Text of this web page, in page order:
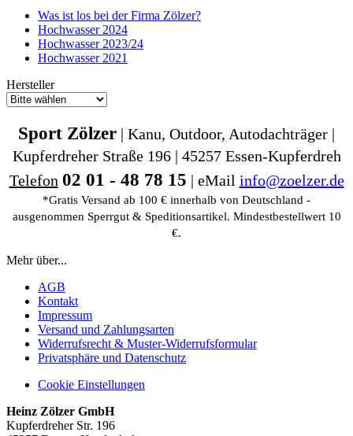
Was ist los bei der Firma Zölzer?
Hochwasser 2024
Hochwasser 2023/24
Hochwasser 2021
Hersteller
Sport Zölzer | Kanu, Outdoor, Autodachträger |
Kupferdreher Straße 196 | 45257 Essen-Kupferdreh
Telefon 02 01 - 48 78 15 | eMail info@zoelzer.de
*Gratis Versand ab 100 € innerhalb von Deutschland -
ausgenommen Sperrgut & Speditionsartikel. Mindestbestellwert 10
€.
Mehr über...
AGB
Kontakt
Impressum
Versand und Zahlungsarten
Widerrufsrecht & Muster-Widerrufsformular
Privatsphäre und Datenschutz
Cookie Einstellungen
Heinz Zölzer GmbH
Kupferdreher Str. 196